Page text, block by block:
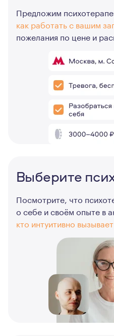
Предложим
как работать с вашим
пожелания по цене и
Выберите
Посмотрите, что
о себе и своём опыте в
кто интуитивно